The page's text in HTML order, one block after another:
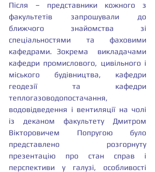
Після – представники кожного з
факультетів запрошували до
ближчого знайомства зі
спеціальностями та фаховими
кафедрами. Зокрема  викладачами
кафедри промислового, цивільного і
міського будівництва, кафедри
геодезії та кафедри
теплогазоводопостачання,
водовідведення і вентиляції на чолі
із деканом факультету Дмитром
Вікторовичем Попругою було
представлено розгорнуту
презентацію про стан справ і
перспективи у галузі, особливості